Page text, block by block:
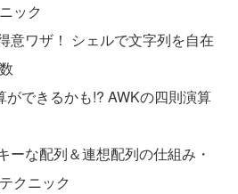
ック
ワザ！ シェルで文字列を自在
できるかも!? AWKの四則演算
な配列＆連想配列の仕組み・
クニック